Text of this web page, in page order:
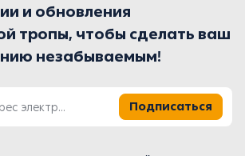
и обновления
тропы, чтобы сделать ваш
незабываемым!
Подписаться